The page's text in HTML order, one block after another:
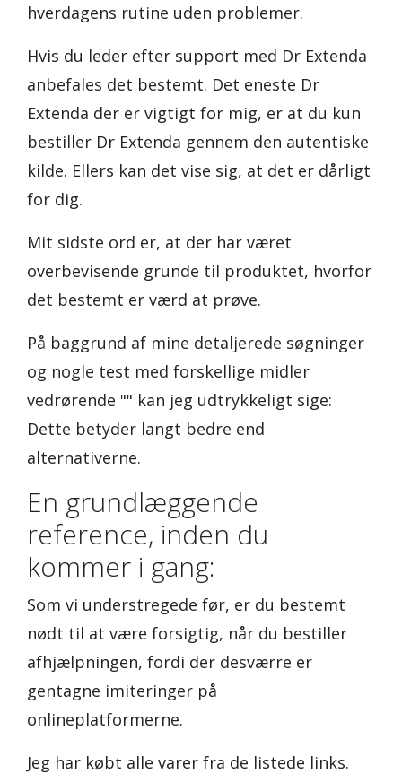
hverdagens rutine uden problemer.
Hvis du leder efter support med Dr Extenda
anbefales det bestemt. Det eneste Dr
Extenda der er vigtigt for mig, er at du kun
bestiller Dr Extenda gennem den autentiske
kilde. Ellers kan det vise sig, at det er dårligt
for dig.
Mit sidste ord er, at der har været
overbevisende grunde til produktet, hvorfor
det bestemt er værd at prøve.
På baggrund af mine detaljerede søgninger
og nogle test med forskellige midler
vedrørende "" kan jeg udtrykkeligt sige:
Dette betyder langt bedre end
alternativerne.
En grundlæggende
reference, inden du
kommer i gang:
Som vi understregede før, er du bestemt
nødt til at være forsigtig, når du bestiller
afhjælpningen, fordi der desværre er
gentagne imiteringer på
onlineplatformerne.
Jeg har købt alle varer fra de listede links.